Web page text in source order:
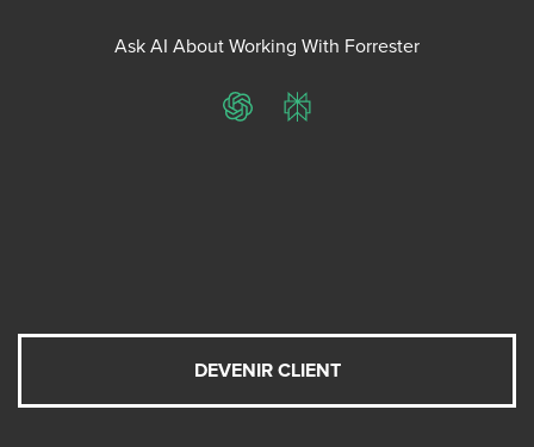
Ask AI About Working With Forrester
ChatGPTPerplexity
DEVENIR CLIENT